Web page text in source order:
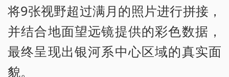
将9张视野超过满月的照片进行拼接，
并结合地面望远镜提供的彩色数据，
最终呈现出银河系中心区域的真实面
貌。